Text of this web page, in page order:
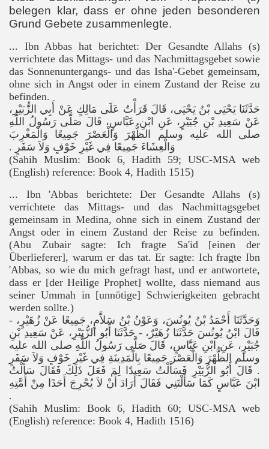
belegen klar, dass er ohne jeden besonderen
Grund Gebete zusammenlegte.
... Ibn Abbas hat berichtet: Der Gesandte Allahs (s)
verrichtete das Mittags- und das Nachmittagsgebet sowie
das Sonnenuntergangs- und das Isha'-Gebet gemeinsam,
ohne sich in Angst oder in einem Zustand der Reise zu
befinden.
حَدَّثَنَا يَحْيَى بْنُ يَحْيَى، قَالَ قَرَأْتُ عَلَى مَالِكٍ عَنْ أَبِي الزُّبَيْرِ،
عَنْ سَعِيدِ بْنِ جُبَيْرٍ، عَنِ ابْنِ عَبَّاسٍ، قَالَ صَلَّى رَسُولُ اللَّهِ
صلى الله عليه وسلم الظُّهْرَ وَالْعَصْرَ جَمِيعًا وَالْمَغْرِبَ
وَالْعِشَاءَ جَمِيعًا فِي غَيْرِ خَوْفٍ وَلاَ سَفَرٍ ‏.‏
(Sahih Muslim: Book 6, Hadith 59; USC-MSA web
(English) reference: Book 4, Hadith 1515)
... Ibn 'Abbas berichtete: Der Gesandte Allahs (s)
verrichtete das Mittags- und das Nachmittagsgebet
gemeinsam in Medina, ohne sich in einem Zustand der
Angst oder in einem Zustand der Reise zu befinden.
(Abu Zubair sagte: Ich fragte Sa'id [einen der
Überlieferer], warum er das tat. Er sagte: Ich fragte Ibn
'Abbas, so wie du mich gefragt hast, und er antwortete,
dass er [der Heilige Prophet] wollte, dass niemand aus
seiner Ummah in [unnötige] Schwierigkeiten gebracht
werden sollte.)
وَحَدَّثَنَا أَحْمَدُ بْنُ يُونُسَ، وَعَوْنُ بْنُ سَلاَّمٍ، جَمِيعًا عَنْ زُهَيْرٍ، -
قَالَ ابْنُ يُونُسَ حَدَّثَنَا زُهَيْرٌ، - حَدَّثَنَا أَبُو الزُّبَيْرِ، عَنْ سَعِيدِ بْنِ
جُبَيْرٍ، عَنِ ابْنِ عَبَّاسٍ، قَالَ صَلَّى رَسُولُ اللَّهِ صلى الله عليه
وسلم الظُّهْرَ وَالْعَصْرَ جَمِيعًا بِالْمَدِينَةِ فِي غَيْرِ خَوْفٍ وَلاَ سَفَرٍ
‏.‏ قَالَ أَبُو الزُّبَيْرِ فَسَأَلْتُ سَعِيدًا لِمَ فَعَلَ ذَلِكَ فَقَالَ سَأَلْتُ
ابْنَ عَبَّاسٍ كَمَا سَأَلْتَنِي فَقَالَ أَرَادَ أَنْ لاَ يُحْرِجَ أَحَدًا مِنْ أُمَّتِهِ
‏.‏
(Sahih Muslim: Book 6, Hadith 60; USC-MSA web
(English) reference: Book 4, Hadith 1516)